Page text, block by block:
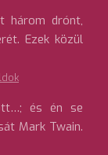
három drónt,
Ezek közül
és én se
Mark Twain.